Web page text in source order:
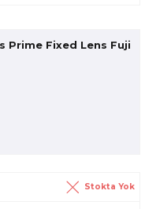
Prime Fixed Lens Fuji
Stokta Yok